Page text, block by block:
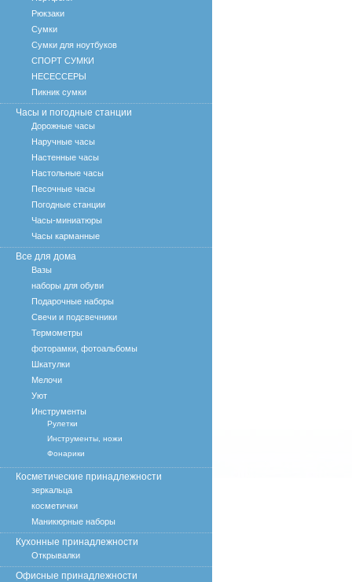
Рюкзаки
Сумки
Сумки для ноутбуков
СПОРТ СУМКИ
НЕСЕССЕРЫ
Пикник сумки
Часы и погодные станции
Дорожные часы
Наручные часы
Настенные часы
Настольные часы
Песочные часы
Погодные станции
Часы-миниатюры
Часы карманные
Все для дома
Вазы
наборы для обуви
Подарочные наборы
Свечи и подсвечники
Термометры
фоторамки, фотоальбомы
Шкатулки
Мелочи
Уют
Инструменты
Рулетки
Инструменты, ножи
Фонарики
Косметические принадлежности
зеркальца
косметички
Маникюрные наборы
Кухонные принадлежности
Открывалки
Офисные принадлежности